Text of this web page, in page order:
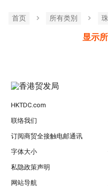
首页 所有类別
显示
HKTDC.com
联络我们
订阅商贸全接触电邮通讯
字体大小
私隐政策声明
网站导航